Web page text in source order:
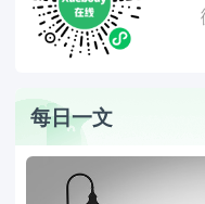
每日一文